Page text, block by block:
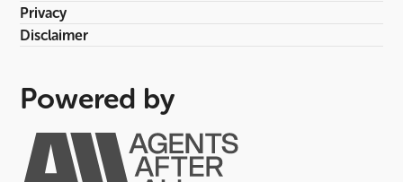
Privacy
Disclaimer
Powered by